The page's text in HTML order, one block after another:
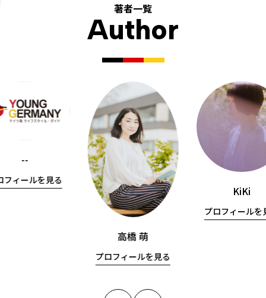
著者一覧
Author
--
フィールを見る
高橋 萌
プロフィールを見る
KiKi
プロフィールを